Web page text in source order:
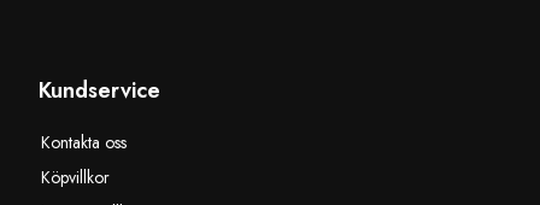
Kundservice
Kontakta oss
Köpvillkor